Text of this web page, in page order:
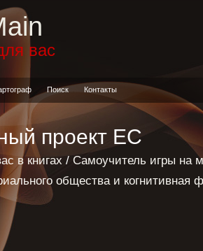
вас
Поиск Контакты
проект ЕС
в книгах / Самоучитель игры на
общества и когнитивная